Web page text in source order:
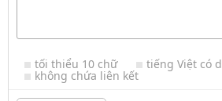
tối thiểu 10 chữ tiếng Việt có
không chứa liên kết